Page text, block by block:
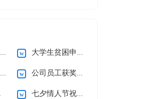
大学生贫困申请书(精选15篇)
公司员工获奖感言
七夕情人节祝福语汇编15篇